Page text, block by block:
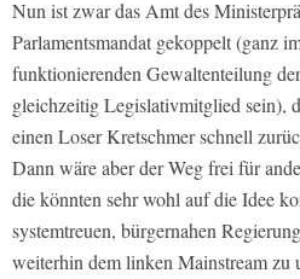
Nun ist zwar das Amt des
Parlamentsmandat gekoppelt (ganz
funktionierenden Gewaltenteilung
gleichzeitig Legislativmitglied sein),
einen Loser Kretschmer schnell
Dann wäre aber der Weg frei für
die könnten sehr wohl auf die Idee
systemtreuen, bürgernahen
weiterhin dem linken Mainstream zu